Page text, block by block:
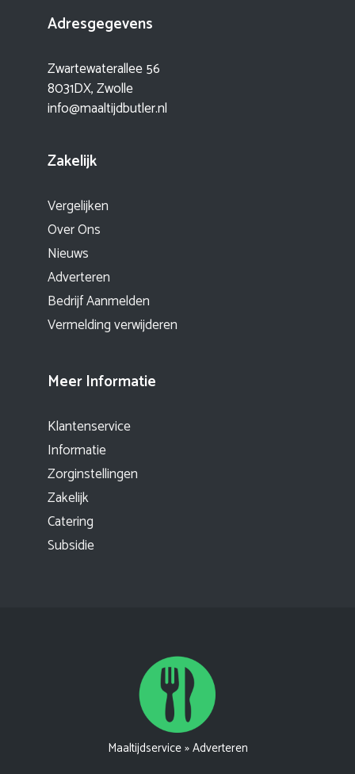
Adresgegevens
Zwartewaterallee 56
8031DX, Zwolle
info@maaltijdbutler.nl
Zakelijk
Vergelijken
Over Ons
Nieuws
Adverteren
Bedrijf Aanmelden
Vermelding verwijderen
Meer Informatie
Klantenservice
Informatie
Zorginstellingen
Zakelijk
Catering
Subsidie
Maaltijdservice»Adverteren